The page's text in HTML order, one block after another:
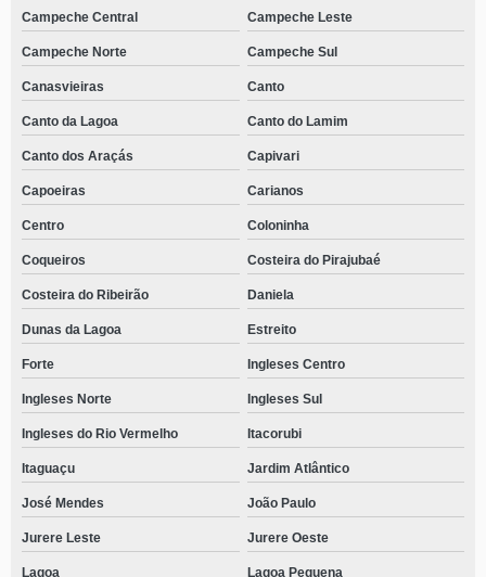
Campeche Central Campeche Leste
Campeche Norte Campeche Sul
Canasvieiras Canto
Canto da Lagoa Canto do Lamim
Canto dos Araçás Capivari
Capoeiras Carianos
Centro Coloninha
Coqueiros Costeira do Pirajubaé
Costeira do Ribeirão Daniela
Dunas da Lagoa Estreito
Forte Ingleses Centro
Ingleses Norte Ingleses Sul
Ingleses do Rio Vermelho Itacorubi
Itaguaçu Jardim Atlântico
José Mendes João Paulo
Jurere Leste Jurere Oeste
Lagoa Lagoa Pequena